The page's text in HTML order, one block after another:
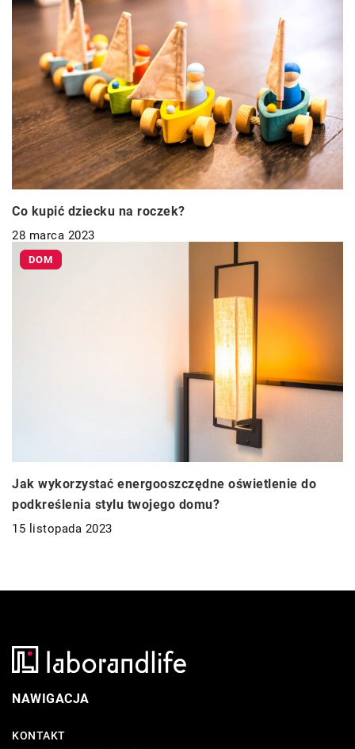
Co kupić dziecku na roczek?
28 marca 2023
DOM
Jak wykorzystać energooszczędne oświetlenie do
podkreślenia stylu twojego domu?
15 listopada 2023
NAWIGACJA
KONTAKT